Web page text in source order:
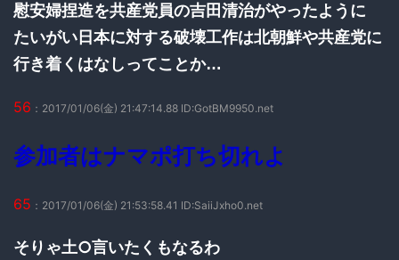
慰安婦捏造を共産党員の吉田清治がやったように
たいがい日本に対する破壊工作は北朝鮮や共産党に
行き着くはなしってことか…
56 ：2017/01/06(金) 21:47:14.88 ID:GotBM9950.net
参加者はナマポ打ち切れよ
65 ：2017/01/06(金) 21:53:58.41 ID:SaiiJxho0.net
そりゃ土○言いたくもなるわ